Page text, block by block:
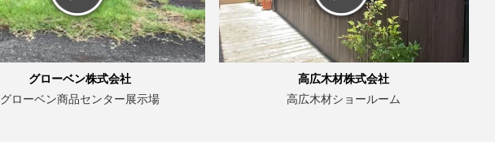
グローベン株式会社
グローベン商品センター展示場
高広木材株式会社
高広木材ショールーム